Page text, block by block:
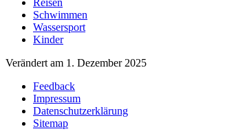
Reisen
Schwimmen
Wassersport
Kinder
Verändert am 1. Dezember 2025
Feedback
Impressum
Datenschutzerklärung
Sitemap